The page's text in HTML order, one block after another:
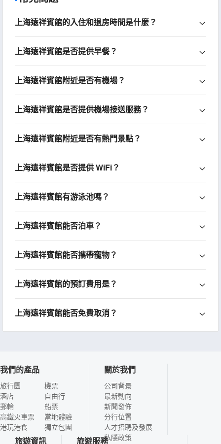
上海遠祥賓館的入住和退房時間是什麼？
上海遠祥賓館是否提供早餐？
上海遠祥賓館附近是否有機場？
上海遠祥賓館是否提供機場接送服務？
上海遠祥賓館附近是否有熱門景點？
上海遠祥賓館是否提供 WiFi？
上海遠祥賓館有游泳池嗎？
上海遠祥賓館能否泊車？
上海遠祥賓館能否攜帶寵物？
上海遠祥賓館的預訂費用是？
上海遠祥賓館能否免費取消？
我們的產品
旅行團
酒店
郵輪
高鐵火車票
港玩港食
機票
自由行
船票
當地體驗
獨立包團
關於我們
公司背景
最新動向
新聞發佈
分行位置
人才招聘及發展
私隱政策
旅遊資訊 旅遊服務